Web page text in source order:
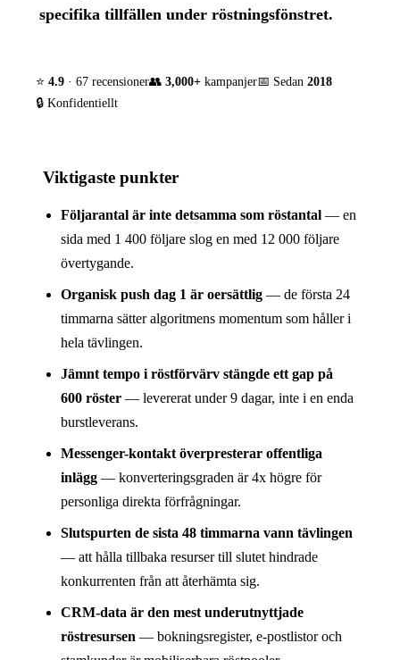
specifika tillfällen under röstningsfönstret.
⭐ 4.9 · 67 recensioner👥 3,000+ kampanjer📅 Sedan 2018
🔒 Konfidentiellt
Viktigaste punkter
Följarantal är inte detsamma som röstantal — en
sida med 1 400 följare slog en med 12 000 följare
övertygande.
Organisk push dag 1 är oersättlig — de första 24
timmarna sätter algoritmens momentum som håller i
hela tävlingen.
Jämnt tempo i röstförvärv stängde ett gap på
600 röster — levererat under 9 dagar, inte i en enda
burstleverans.
Messenger-kontakt överpresterar offentliga
inlägg — konverteringsgraden är 4x högre för
personliga direkta förfrågningar.
Slutspurten de sista 48 timmarna vann tävlingen
— att hålla tillbaka resurser till slutet hindrade
konkurrenten från att återhämta sig.
CRM-data är den mest underutnyttjade
röstresursen — bokningsregister, e-postlistor och